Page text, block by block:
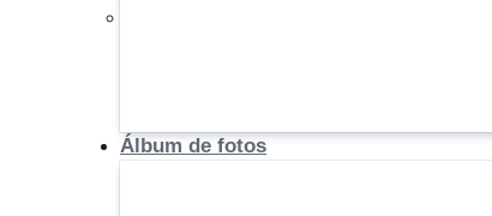
Álbum de fotos